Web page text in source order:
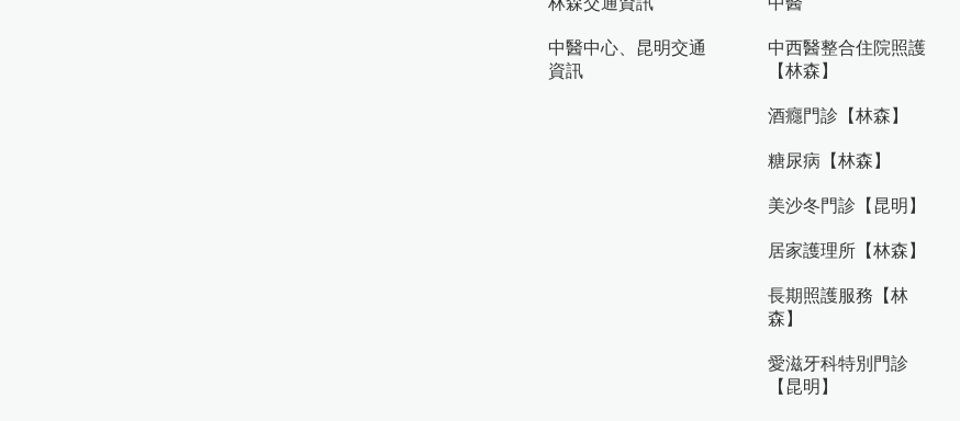
中醫中心、昆明交通
資訊
中西醫整合住院照護
【林森】
酒癮門診【林森】
糖尿病【林森】
美沙冬門診【昆明】
居家護理所【林森】
長期照護服務【林
森】
愛滋牙科特別門診
【昆明】